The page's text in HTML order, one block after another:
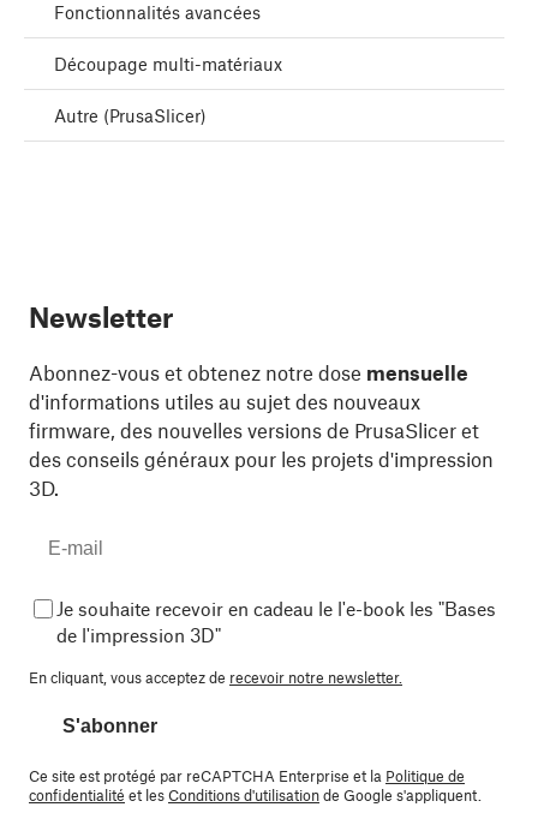
Fonctionnalités avancées
Découpage multi-matériaux
Autre (PrusaSlicer)
Newsletter
Abonnez-vous et obtenez notre dose mensuelle
d'informations utiles au sujet des nouveaux
firmware, des nouvelles versions de PrusaSlicer et
des conseils généraux pour les projets d'impression
3D.
Je souhaite recevoir en cadeau le l'e-book les "Bases
de l'impression 3D"
En cliquant, vous acceptez de recevoir notre newsletter.
S'abonner
Ce site est protégé par reCAPTCHA Enterprise et la Politique de
confidentialité et lesConditions d'utilisationde Google s'appliquent.